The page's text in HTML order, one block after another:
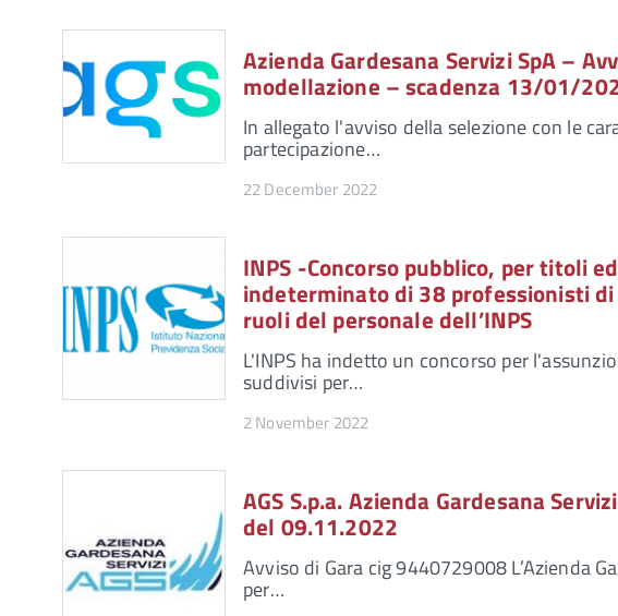
Azienda Gardesana Servizi SpA –
modellazione – scadenza 13/01/
In allegato l'avviso della selezione con le
partecipazione…
22 December 2022
INPS -Concorso pubblico, per titoli
indeterminato di 38 professionisti
ruoli del personale dell’INPS
L'INPS ha indetto un concorso per
suddivisi per…
2 November 2022
AGS S.p.a. Azienda Gardesana
del 09.11.2022
Avviso di Gara cig 9440729008 L’Azienda
per…